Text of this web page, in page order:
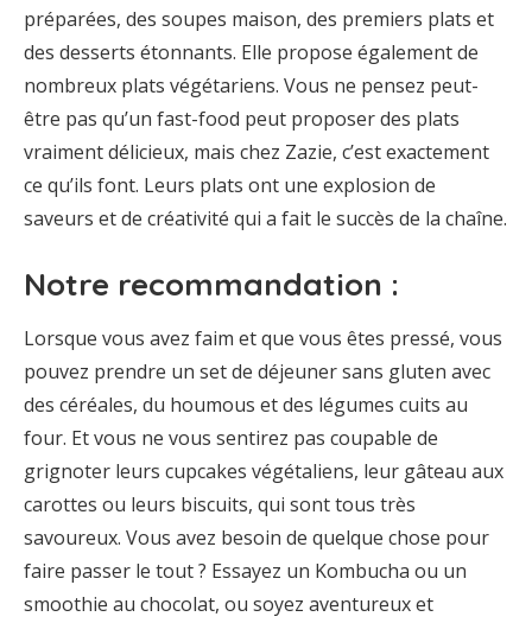
préparées, des soupes maison, des premiers plats et
des desserts étonnants. Elle propose également de
nombreux plats végétariens. Vous ne pensez peut-
être pas qu’un fast-food peut proposer des plats
vraiment délicieux, mais chez Zazie, c’est exactement
ce qu’ils font. Leurs plats ont une explosion de
saveurs et de créativité qui a fait le succès de la chaîne.
Notre recommandation :
Lorsque vous avez faim et que vous êtes pressé, vous
pouvez prendre un set de déjeuner sans gluten avec
des céréales, du houmous et des légumes cuits au
four. Et vous ne vous sentirez pas coupable de
grignoter leurs cupcakes végétaliens, leur gâteau aux
carottes ou leurs biscuits, qui sont tous très
savoureux. Vous avez besoin de quelque chose pour
faire passer le tout ? Essayez un Kombucha ou un
smoothie au chocolat, ou soyez aventureux et